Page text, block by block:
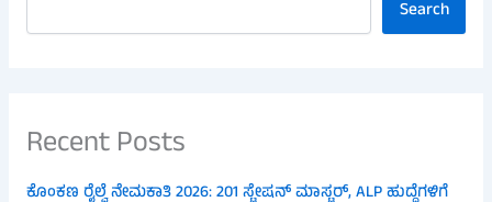
Search
Recent Posts
ಕೊಂಕಣ ರೈಲ್ವೆ ನೇಮಕಾತಿ 2026: 201 ಸ್ಟೇಷನ್ ಮಾಸ್ಟರ್, ALP ಹುದ್ದೆಗಳಿಗೆ